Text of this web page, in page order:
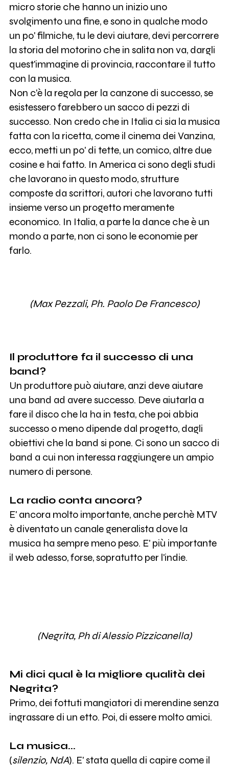
micro storie che hanno un inizio uno
svolgimento una fine, e sono in qualche modo
un po' filmiche, tu le devi aiutare, devi percorrere
la storia del motorino che in salita non va, dargli
quest'immagine di provincia, raccontare il tutto
con la musica.
Non c'è la regola per la canzone di successo, se
esistessero farebbero un sacco di pezzi di
successo. Non credo che in Italia ci sia la musica
fatta con la ricetta, come il cinema dei Vanzina,
ecco, metti un po' di tette, un comico, altre due
cosine e hai fatto. In America ci sono degli studi
che lavorano in questo modo, strutture
composte da scrittori, autori che lavorano tutti
insieme verso un progetto meramente
economico. In Italia, a parte la dance che è un
mondo a parte, non ci sono le economie per
farlo.
(Max Pezzali, Ph. Paolo De Francesco)
Il produttore fa il successo di una
band?
Un produttore può aiutare, anzi deve aiutare
una band ad avere successo. Deve aiutarla a
fare il disco che la ha in testa, che poi abbia
successo o meno dipende dal progetto, dagli
obiettivi che la band si pone. Ci sono un sacco di
band a cui non interessa raggiungere un ampio
numero di persone.
La radio conta ancora?
E' ancora molto importante, anche perchè MTV
è diventato un canale generalista dove la
musica ha sempre meno peso. E' più importante
il web adesso, forse, sopratutto per l'indie.
(Negrita, Ph di Alessio Pizzicanella)
Mi dici qual è la migliore qualità dei
Negrita?
Primo, dei fottuti mangiatori di merendine senza
ingrassare di un etto. Poi, di essere molto amici.
La musica...
(silenzio, NdA). E' stata quella di capire come il